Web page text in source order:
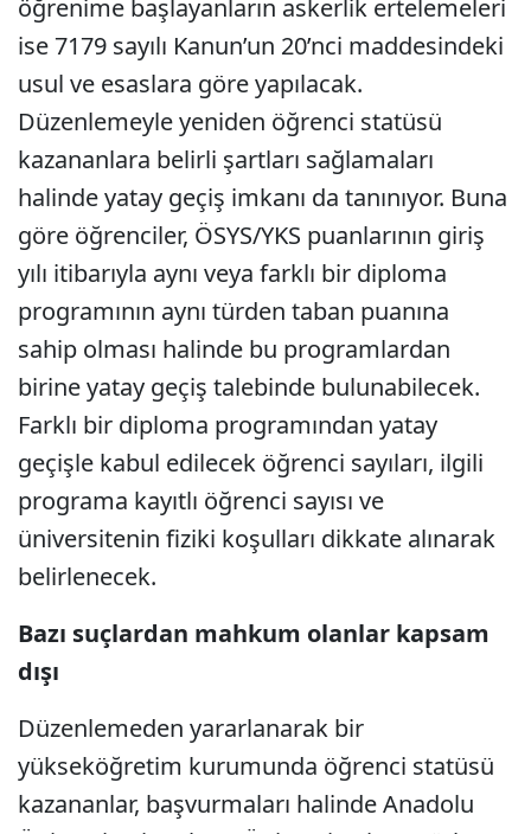
öğrenime başlayanların askerlik ertelemeleri
ise 7179 sayılı Kanun’un 20’nci maddesindeki
usul ve esaslara göre yapılacak.
Düzenlemeyle yeniden öğrenci statüsü
kazananlara belirli şartları sağlamaları
halinde yatay geçiş imkanı da tanınıyor. Buna
göre öğrenciler, ÖSYS/YKS puanlarının giriş
yılı itibarıyla aynı veya farklı bir diploma
programının aynı türden taban puanına
sahip olması halinde bu programlardan
birine yatay geçiş talebinde bulunabilecek.
Farklı bir diploma programından yatay
geçişle kabul edilecek öğrenci sayıları, ilgili
programa kayıtlı öğrenci sayısı ve
üniversitenin fiziki koşulları dikkate alınarak
belirlenecek.
Bazı suçlardan mahkum olanlar kapsam
dışı
Düzenlemeden yararlanarak bir
yükseköğretim kurumunda öğrenci statüsü
kazananlar, başvurmaları halinde Anadolu